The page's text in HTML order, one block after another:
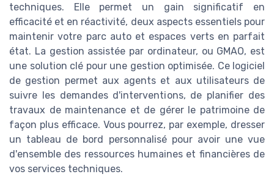
techniques. Elle permet un gain significatif en
efficacité et en réactivité, deux aspects essentiels pour
maintenir votre parc auto et espaces verts en parfait
état. La gestion assistée par ordinateur, ou GMAO, est
une solution clé pour une gestion optimisée. Ce logiciel
de gestion permet aux agents et aux utilisateurs de
suivre les demandes d'interventions, de planifier des
travaux de maintenance et de gérer le patrimoine de
façon plus efficace. Vous pourrez, par exemple, dresser
un tableau de bord personnalisé pour avoir une vue
d'ensemble des ressources humaines et financières de
vos services techniques.